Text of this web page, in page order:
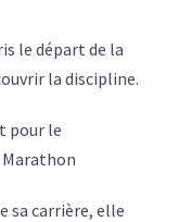
le départ de la
la discipline.
pour le
Marathon
sa carrière, elle